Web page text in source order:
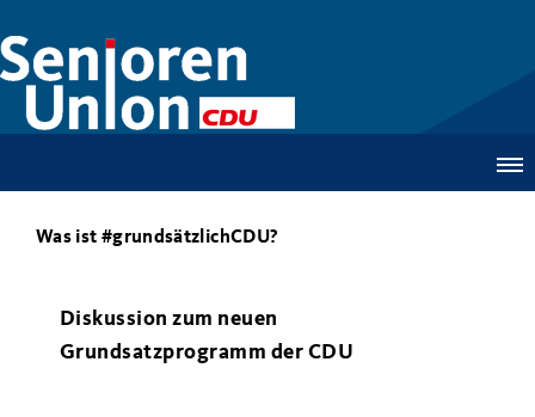
Was ist #grundsätzlichCDU?
Diskussion zum neuen
Grundsatzprogramm der CDU